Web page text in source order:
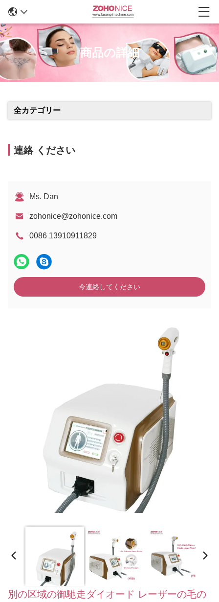
商品の詳細
全カテゴリー
連絡 ください
Ms. Dan
zohonice@zohonice.com
0086 13910911829
今連絡してください
別の区域の御馳走ダイオード レーザーの毛の